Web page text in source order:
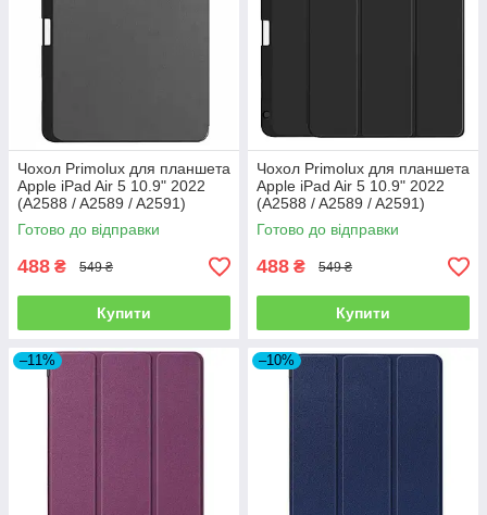
Чохол Primolux для планшета
Apple iPad Air 5 10.9" 2022
(A2588 / A2589 / A2591)
Stylus TPU - Grey
Готово до відправки
488 ₴ 549 ₴
Купити
Чохол Primolux для планшета
Apple iPad Air 5 10.9" 2022
(A2588 / A2589 / A2591)
Stylus TPU - Black
Готово до відправки
488 ₴ 549 ₴
Купити
–11% –10%